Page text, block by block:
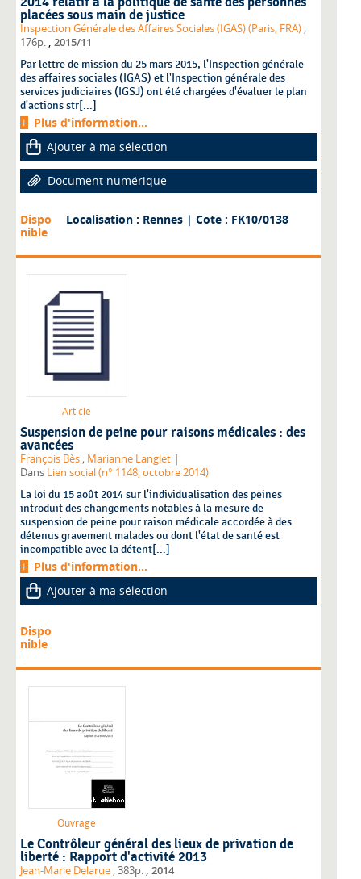
placées sous main de justice
Inspection Générale des Affaires Sociales (IGAS) (Paris, FRA) ,
176p. , 2015/11
Par lettre de mission du 25 mars 2015, l'Inspection générale
des affaires sociales (IGAS) et l'Inspection générale des
services judiciaires (IGSJ) ont été chargées d'évaluer le plan
d'actions str[...]
Plus d'information...
Ajouter à ma sélection
Document numérique
Dispo
nible
Localisation : Rennes | Cote : FK10/0138
Article
Suspension de peine pour raisons médicales : des
avancées
François Bès ; Marianne Langlet |
Dans Lien social (n° 1148, octobre 2014)
La loi du 15 août 2014 sur l'individualisation des peines
introduit des changements notables à la mesure de
suspension de peine pour raison médicale accordée à des
détenus gravement malades ou dont l'état de santé est
incompatible avec la détent[...]
Plus d'information...
Ajouter à ma sélection
Dispo
nible
Ouvrage
Le Contrôleur général des lieux de privation de
liberté : Rapport d'activité 2013
Jean-Marie Delarue , 383p. , 2014